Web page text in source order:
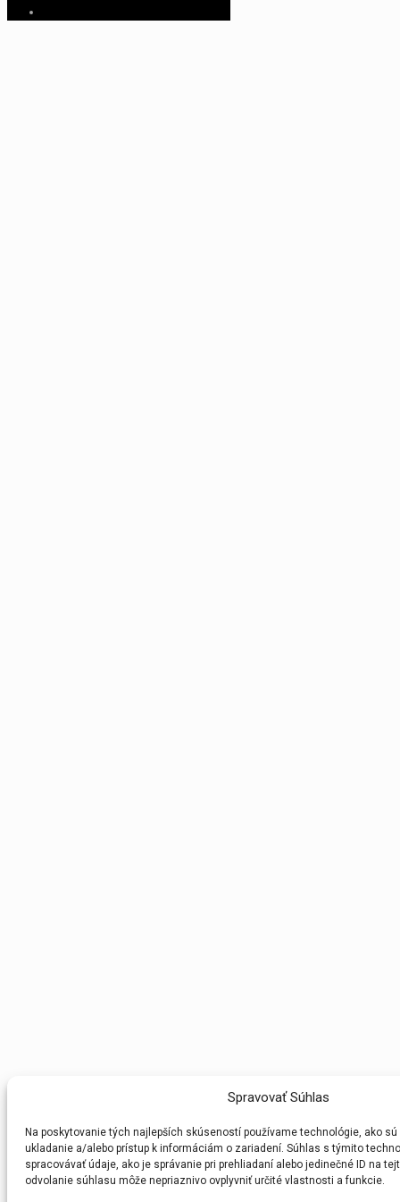
Spravovať Súhlas
Na poskytovanie tých najlepších skúseností používame technológie, ako
ukladanie a/alebo prístup k informáciám o zariadení. Súhlas s týmito
spracovávať údaje, ako je správanie pri prehliadaní alebo jedinečné ID na
odvolanie súhlasu môže nepriaznivo ovplyvniť určité vlastnosti a funkcie.